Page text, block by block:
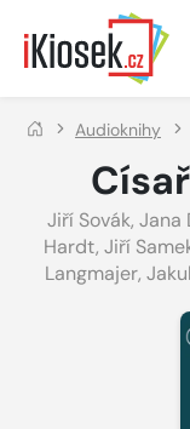
Přejít na hlavní obsah
Audioknihy
Jiří Sovák, Jana
Hardt, Jiří
Langmajer,